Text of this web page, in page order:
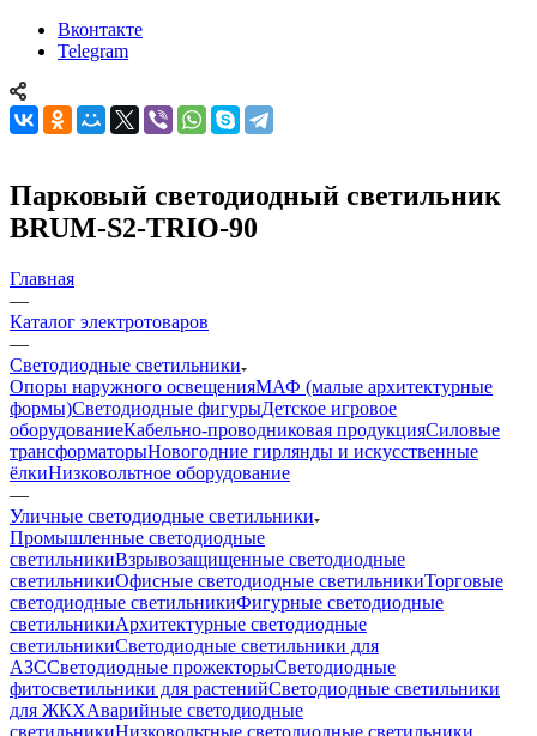
Вконтакте
Telegram
Парковый светодиодный светильник
BRUM-S2-TRIO-90
Главная
—
Каталог электротоваров
—
Светодиодные светильники
Опоры наружного освещенияМАФ (малые архитектурные
формы)Светодиодные фигурыДетское игровое
оборудованиеКабельно-проводниковая продукцияСиловые
трансформаторыНовогодние гирлянды и искусственные
ёлкиНизковольтное оборудование
—
Уличные светодиодные светильники
Промышленные светодиодные
светильникиВзрывозащищенные светодиодные
светильникиОфисные светодиодные светильникиТорговые
светодиодные светильникиФигурные светодиодные
светильникиАрхитектурные светодиодные
светильникиСветодиодные светильники для
АЗССветодиодные прожекторыСветодиодные
фитосветильники для растенийСветодиодные светильники
для ЖКХАварийные светодиодные
светильникиНизковольтные светодиодные светильники